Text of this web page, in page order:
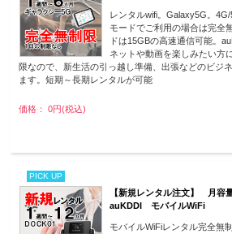
レンタルwifi。Galaxy5G。
モードでご利用の場合は完全
ドは15GBの高速通信可能。
ネットや動画を楽しみたい方
限なので、新生活の引っ越し準備、出張などのビジ
ます。短期～長期レンタルが可能
価格： 0円(税込)
PICK UP
【新規レンタル注文】 月
auKDDI モバイルWiFi
モバイルWiFiレンタル完全無